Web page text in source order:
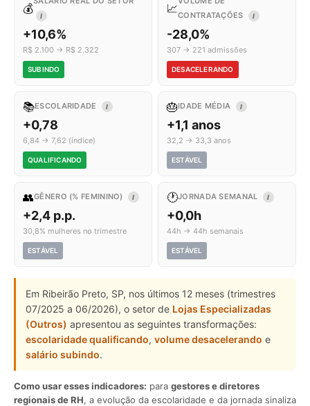
💰
I
+10,6%
R$ 2.100 → R$ 2.322
SUBINDO
📈CONTRATAÇÕES
I
-28,0%
307 → 221 admissões
DESACELERANDO
📚ESCOLARIDADE I
+0,78
6,84 → 7,62 (índice)
QUALIFICANDO
🎂IDADE MÉDIA I
+1,1 anos
32,2 → 33,3 anos
ESTÁVEL
👥GÊNERO (% FEMININO) I
+2,4 p.p.
30,8% mulheres no trimestre
ESTÁVEL
🕐JORNADA SEMANAL I
+0,0h
44h → 44h semanais
ESTÁVEL
Em Ribeirão Preto, SP, nos últimos 12 meses (trimestres
07/2025 a 06/2026), o setor de Lojas Especializadas
(Outros) apresentou as seguintes transformações:
escolaridade qualificando, volume desacelerando e
salário subindo.
Como usar esses indicadores: para gestores e diretores
regionais de RH, a evolução da escolaridade e da jornada sinaliza